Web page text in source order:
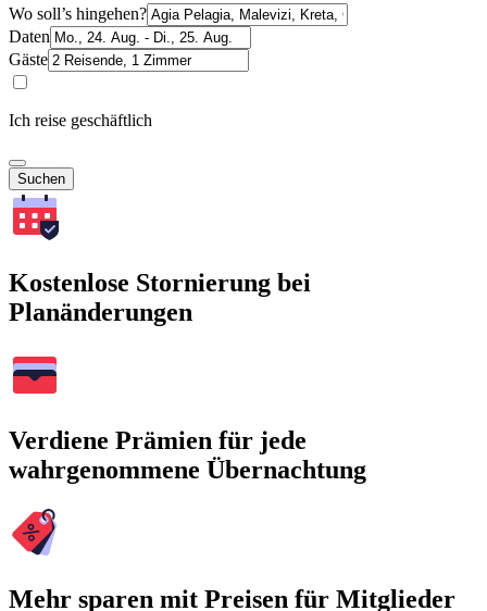
Wo soll’s hingehen?
Daten
Gäste
Ich reise geschäftlich
Suchen
Kostenlose Stornierung bei
Planänderungen
Verdiene Prämien für jede
wahrgenommene Übernachtung
Mehr sparen mit Preisen für Mitglieder